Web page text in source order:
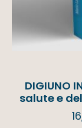
DIGIUNO
salute e